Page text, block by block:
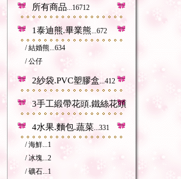
所有商品 ...16712
1泰迪熊.畢業熊 ...672
/ 結婚熊...634
/ 公仔
2紗袋.PVC塑膠盒 ...412
3手工緞帶花頭.鐵絲花頭等
4水果.麵包.蔬菜 ...331
/ 海鮮...1
/ 冰塊...2
/ 礦石...1